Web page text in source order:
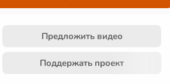
Предложить видео
Поддержать проект